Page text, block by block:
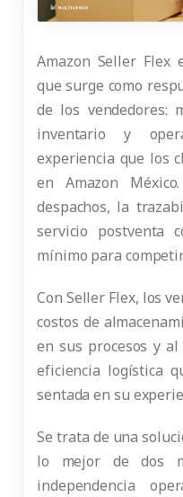
Amazon Seller Flex
que surge como
de los vendedores:
inventario y
experiencia que los
en Amazon
despachos, la
servicio postventa
mínimo para
Con Seller Flex, los
costos de
en sus procesos y
eficiencia logística
sentada en su
Se trata de una
lo mejor de dos
independencia